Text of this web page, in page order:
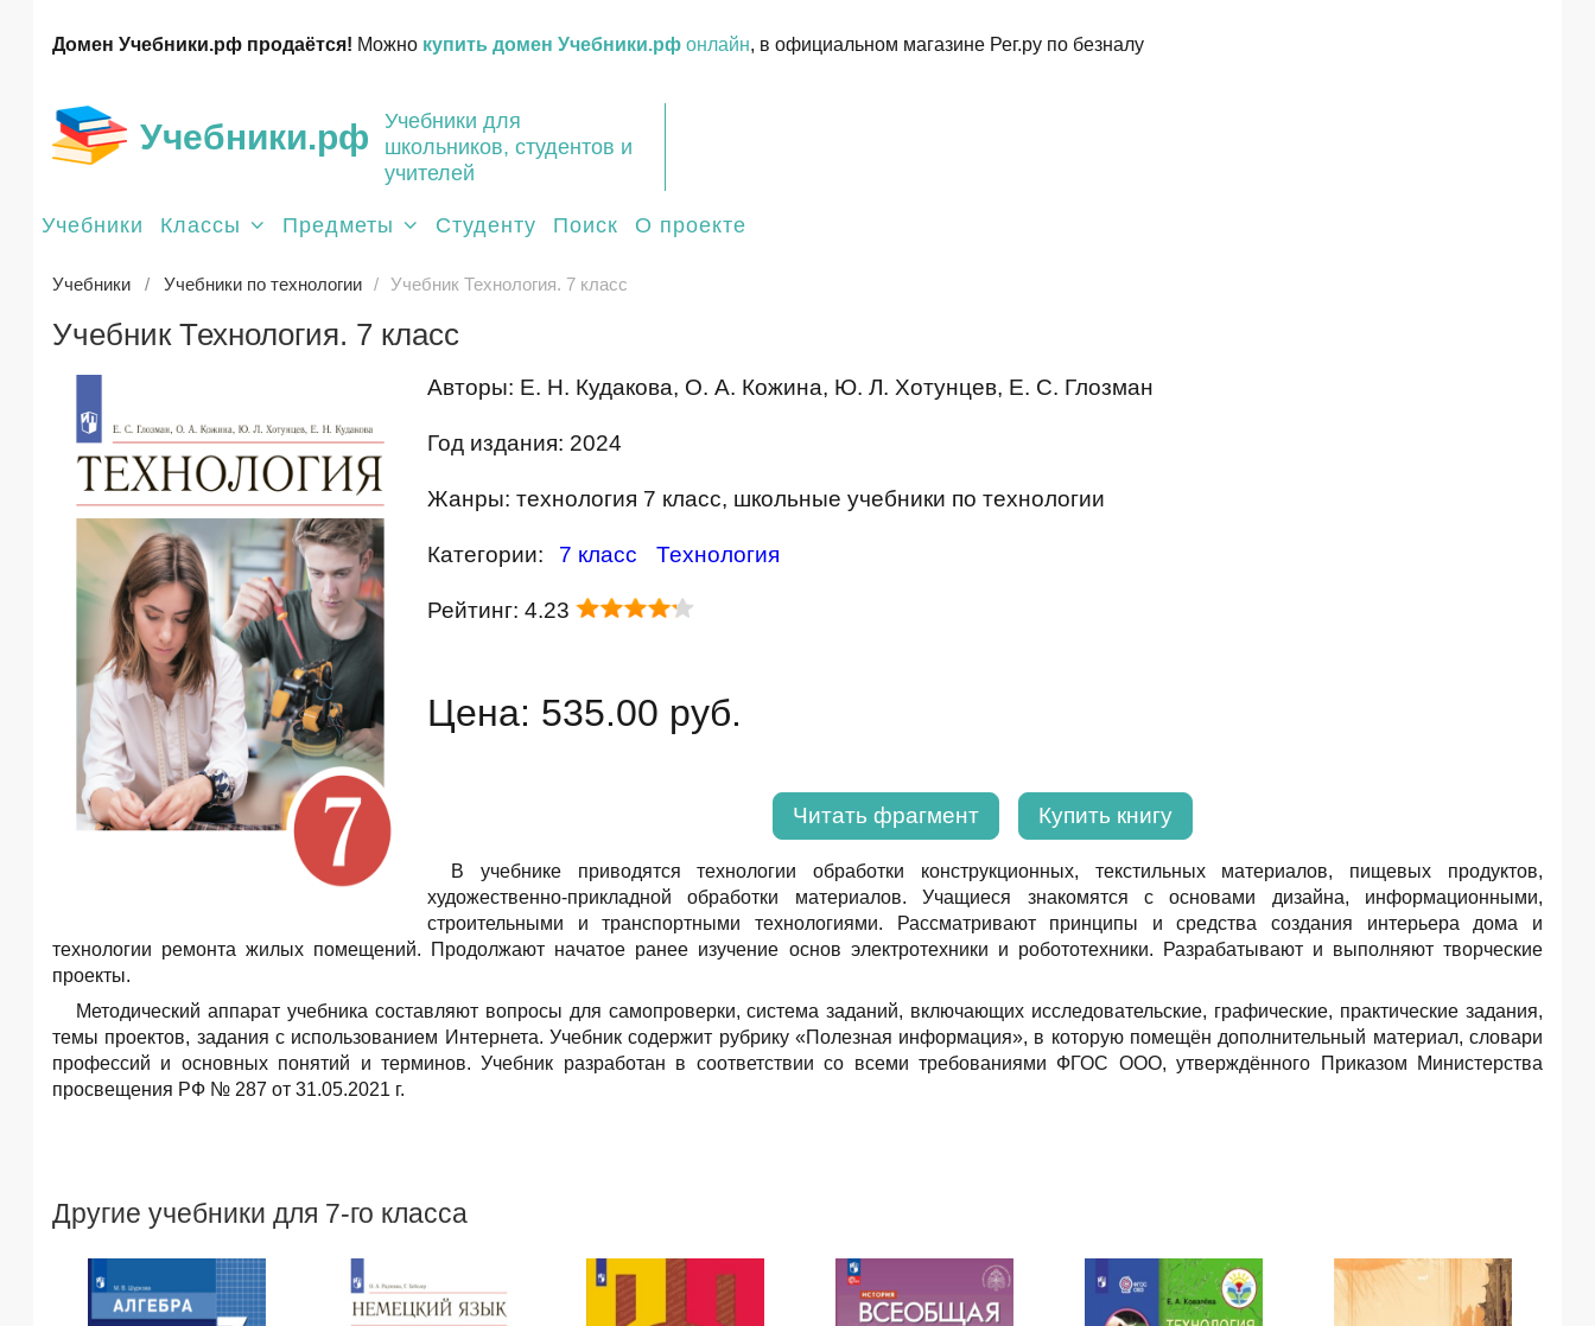
Домен Учебники.рф продаётся! Можно купить домен Учебники.рф онлайн, в официальном магазине Рег.ру по безналу
Учебники.рф
Учебники для
школьников, студентов и
учителей
Учебники Классы Предметы Студенту Поиск О проекте
Учебники Учебники по технологии Учебник Технология. 7 класс
Учебник Технология. 7 класс
Авторы: Е. Н. Кудакова, О. А. Кожина, Ю. Л. Хотунцев, Е. С. Глозман
Год издания: 2024
Жанры: технология 7 класс, школьные учебники по технологии
Категории: 7 класс Технология
Рейтинг: 4.23
Цена: 535.00 руб.
Читать фрагмент Купить книгу
В учебнике приводятся технологии обработки конструкционных, текстильных материалов, пищевых продуктов,
художественно-прикладной обработки материалов. Учащиеся знакомятся с основами дизайна, информационными,
строительными и транспортными технологиями. Рассматривают принципы и средства создания интерьера дома и
технологии ремонта жилых помещений. Продолжают начатое ранее изучение основ электротехники и робототехники. Разрабатывают и выполняют творческие
проекты.
Методический аппарат учебника составляют вопросы для самопроверки, система заданий, включающих исследовательские, графические, практические задания,
темы проектов, задания с использованием Интернета. Учебник содержит рубрику «Полезная информация», в которую помещён дополнительный материал, словари
профессий и основных понятий и терминов. Учебник разработан в соответствии со всеми требованиями ФГОС ООО, утверждённого Приказом Министерства
просвещения РФ № 287 от 31.05.2021 г.
Другие учебники для 7-го класса